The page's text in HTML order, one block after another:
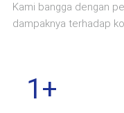
Kami bangga dengan
dampaknya terhadap
1+